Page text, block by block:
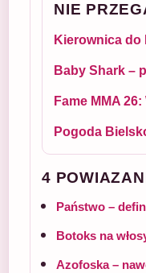
NIE
Kierownica do
Baby Shark –
Fame MMA
Pogoda
4
Państwo –
Botoks na
Azofoska –